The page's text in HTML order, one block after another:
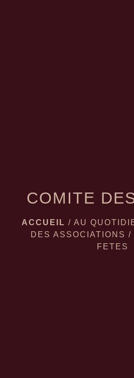
COMITE
ACCUEIL / AU
DES ASSOCIATIONS /
FETES